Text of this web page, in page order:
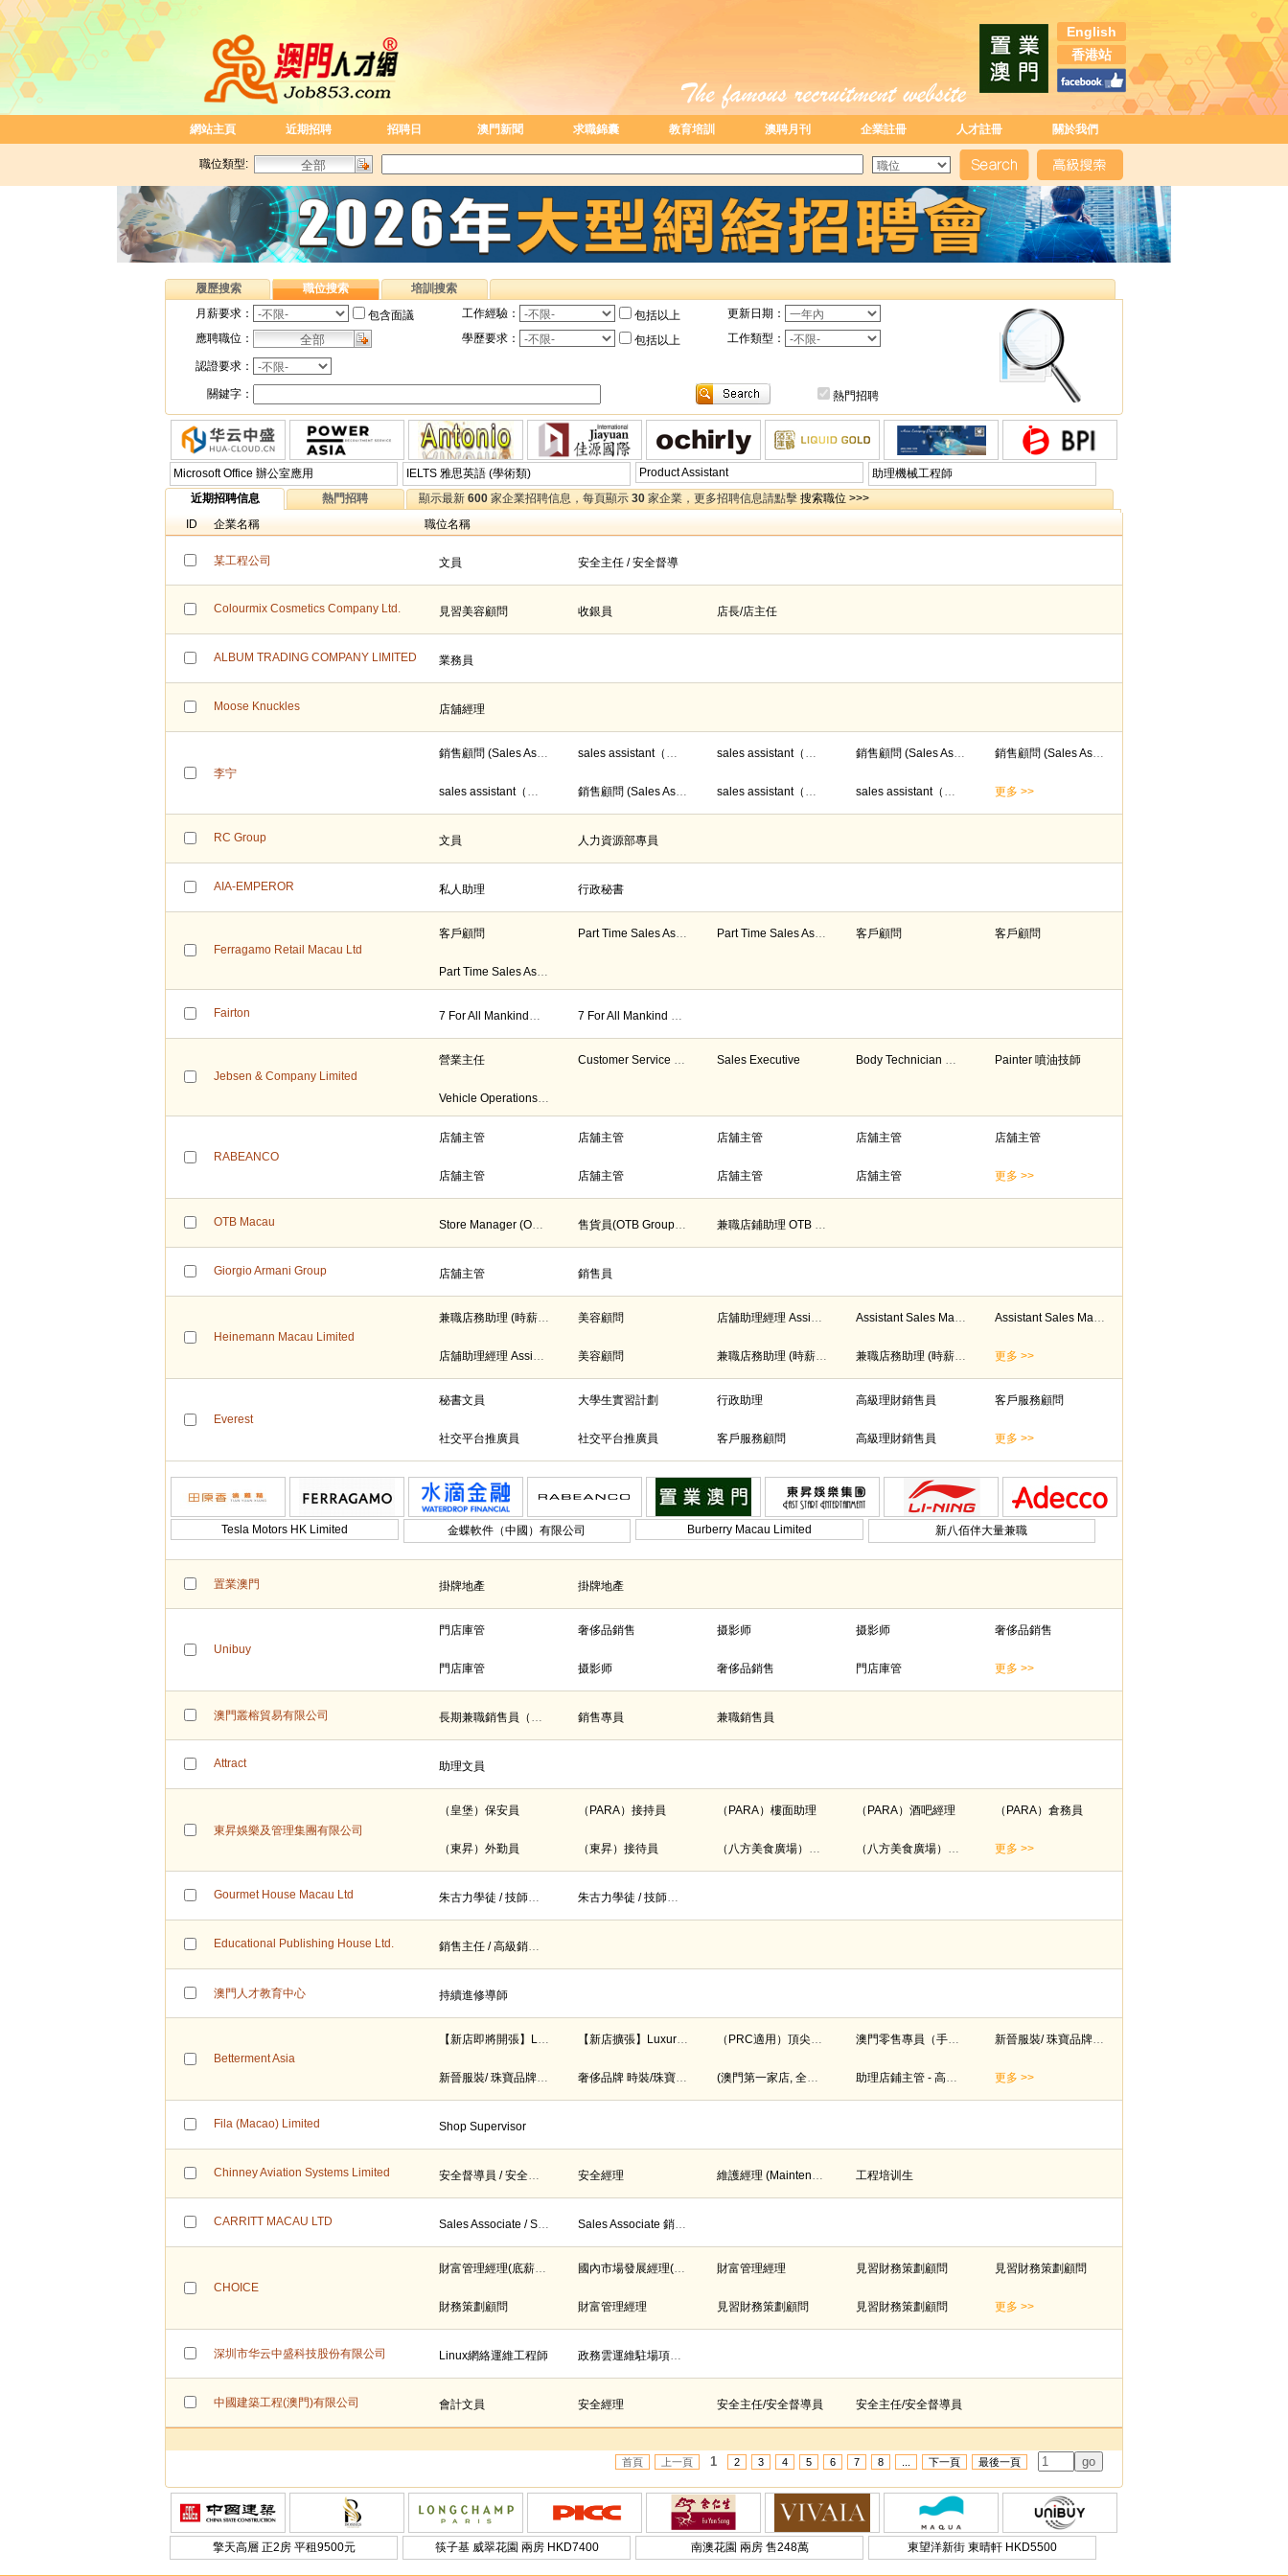
English
香港站
網站主頁 近期招聘 招聘日 澳門新聞 求職錦囊 教育培訓 澳聘月刊 企業註冊 人才註冊 關於我們
職位類型:
履歷搜索 職位搜索
培訓搜索
月薪要求：
包含面議 工作經驗： 包括以上
更新日期：
應聘職位：
學歷要求： 包括以上 工作類型：
認證要求：
關鍵字： 熱門招聘
Microsoft Office 辦公室應用 IELTS 雅思英語 (學術類) Product Assistant
助理機械工程師
近期招聘信息
熱門招聘 顯示最新 600 家企業招聘信息，每頁顯示 30 家企業，更多招聘信息請點擊 搜索職位 >>>
ID
企業名稱 職位名稱
某工程公司 文員 安全主任 / 安全督導
Colourmix Cosmetics Company Ltd. 見習美容顧問 收銀員 店長/店主任
ALBUM TRADING COMPANY LIMITED 業務員
Moose Knuckles 店舖經理
李宁
銷售顧問 (Sales Associate) sales assistant（售貨員） sales assistant（售貨員） 銷售顧問 (Sales Associate) 銷售顧問 (Sales Associate)
sales assistant（售貨員） 銷售顧問 (Sales Associate) sales assistant（售貨員） sales assistant（售貨員） 更多 >>
RC Group 文員 人力資源部專員
AIA-EMPEROR 私人助理 行政秘書
Ferragamo Retail Macau Ltd
客戶顧問 Part Time Sales Assistant 兼職店鋪助理 Part Time Sales Assistant 兼職店鋪助理 客戶顧問 客戶顧問
Part Time Sales Assistant 兼職店鋪助理
Fairton 7 For All Mankind店舖經理/副經理 7 For All Mankind 資深 / 銷售顧問
Jebsen & Company Limited
營業主任 Customer Service Executive Sales Executive Body Technician 車身維修技師 Painter 噴油技師
Vehicle Operations Coordinator (車輛營運協調員)
RABEANCO
店舖主管 店舖主管 店舖主管 店舖主管 店舖主管
店舖主管 店舖主管 店舖主管 店舖主管 更多 >>
OTB Macau Store Manager (OTB Group - Maison Margiela) 售貨員(OTB Group – Maison Margiela) 兼職店鋪助理 OTB Group - Maison Margiela, Londoner
Giorgio Armani Group 店舖主管 銷售員
Heinemann Macau Limited
兼職店務助理 (時薪$70) 美容顧問 店舖助理經理 Assistant Store Manager Assistant Sales Manager Assistant Sales Manager
店舖助理經理 Assistant Store Manager 美容顧問 兼職店務助理 (時薪$70) 兼職店務助理 (時薪$70) 更多 >>
Everest
秘書文員 大學生實習計劃 行政助理 高級理財銷售員 客戶服務顧問
社交平台推廣員 社交平台推廣員 客戶服務顧問 高級理財銷售員 更多 >>
Tesla Motors HK Limited 金蝶軟件（中國）有限公司 Burberry Macau Limited 新八佰伴大量兼職
置業澳門 掛牌地產 掛牌地產
Unibuy
門店庫管 奢侈品銷售 摄影师 摄影师 奢侈品銷售
門店庫管 摄影师 奢侈品銷售 門店庫管 更多 >>
澳門叢榕貿易有限公司 長期兼職銷售員（時薪$80） 銷售專員 兼職銷售員
Attract 助理文員
東昇娛樂及管理集團有限公司
（皇堡）保安員 （PARA）接持員 （PARA）樓面助理 （PARA）酒吧經理 （PARA）倉務員
（東昇）外勤員 （東昇）接待員 （八方美食廣場）備餐服務員（自助餐） （八方美食廣場）洗碗員 更多 >>
Gourmet House Macau Ltd 朱古力學徒 / 技師（全職） 朱古力學徒 / 技師（全職）
Educational Publishing House Ltd. 銷售主任 / 高級銷售主任 (澳門)
澳門人才教育中心 持續進修導師
Betterment Asia
【新店即將開張】Luxury/Premium Fashion Footwear Brand 底薪$17K，公佣為主，月入可達 $25K+ 【新店擴張】Luxury/Premium Fashion & Jewelry | 月入可達 $25K - $35K+ (多假+花紅) （PRC適用）頂尖法國奢侈時裝品牌 SA $30k+ 澳門零售專員（手錶及珠寶) 新晉服裝/ 珠寶品牌 - Sales Associate / SS/ Supervisor/ ASM (高低薪 ＋ 五天工作）
新晉服裝/ 珠寶品牌 - Sales Associate / SS/ Supervisor/ ASM (高低薪 ＋ 五天工作） 奢侈品牌 時裝/珠寶 Sales Associate (澳門第一家店, 全公佣) 國際運動品牌銷售員Sales 助理店鋪主管 - 高端運動品牌 (Supervisor/Assistant Store Manager) 更多 >>
Fila (Macao) Limited Shop Supervisor
Chinney Aviation Systems Limited 安全督導員 / 安全主任 安全經理 維護經理 (Maintenance Manager) 工程培训生
CARRITT MACAU LTD Sales Associate / Senior Sales Associate 銷售員/ 資深銷售員 Sales Associate 銷售員
CHOICE
財富管理經理(底薪15,000到25,000) 國內市場發展經理(底薪15,000到25,000) 財富管理經理 見習財務策劃顧問 見習財務策劃顧問
財務策劃顧問 財富管理經理 見習財務策劃顧問 見習財務策劃顧問 更多 >>
深圳市华云中盛科技股份有限公司 Linux網絡運維工程師 政務雲運維駐場項目經理
中國建築工程(澳門)有限公司 會計文員 安全經理 安全主任/安全督導員 安全主任/安全督導員
首頁 上一頁 1 2 3 4 5 6 7 8 下一頁 最後一頁
擎天高層 正2房 平租9500元 筷子基 威翠花園 兩房 HKD7400 南澳花園 兩房 售248萬 東望洋新街 東晴軒 HKD5500